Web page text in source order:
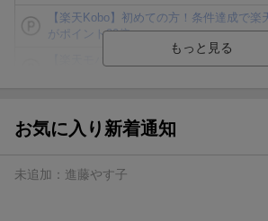
【楽天Kobo】初めての方！条件達成で楽
がポイント20倍
ト山分け
エントリー＆3,000円以上購入で無料デ
お気に入り新着通知
未追加： 進藤やす子